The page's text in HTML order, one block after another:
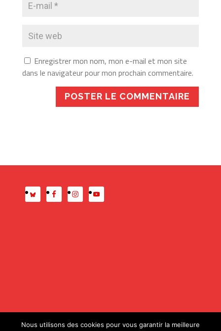
Enregistrer mon nom, mon e-mail et mon site
dans le navigateur pour mon prochain commentaire.
Presse Mentions légales
Nous utilisons des cookies pour vous garantir la meilleure